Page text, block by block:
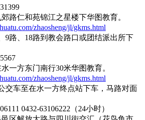
路仁和苑锦江之星楼下华图教育。
zhaosheng/jl/gkms.html
9路、18路到教会路口或团结派出所下
一方东门南行30米华图教育。
zhaosheng/jl/gkms.html
交车至在水一方终点站下车，马路对面
0432-63106222（24小时）